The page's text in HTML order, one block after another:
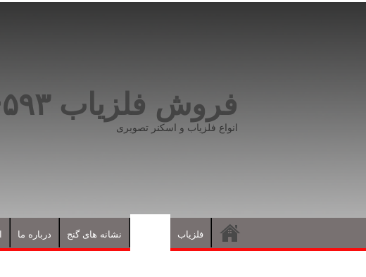
فروش فلزیاب ۰۹۱۹۸۱۶۶۵۹۳
انواع فلزیاب و اسکنر تصویری
فلزیاب نشانه های گنج درباره ما